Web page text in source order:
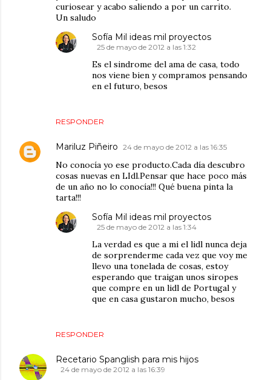
curiosear y acabo saliendo a por un carrito.
Un saludo
RESPONDER
Sofía Mil ideas mil proyectos
25 de mayo de 2012 a las 1:32
Es el sindrome del ama de casa, todo
nos viene bien y compramos pensando
en el futuro, besos
Mariluz Piñeiro 24 de mayo de 2012 a las 16:35
No conocía yo ese producto.Cada día descubro
cosas nuevas en LIdl.Pensar que hace poco más
de un año no lo conocía!!! Qué buena pinta la
tarta!!!
RESPONDER
Sofía Mil ideas mil proyectos
25 de mayo de 2012 a las 1:34
La verdad es que a mi el lidl nunca deja
de sorprenderme cada vez que voy me
llevo una tonelada de cosas, estoy
esperando que traigan unos siropes
que compre en un lidl de Portugal y
que en casa gustaron mucho, besos
Recetario Spanglish para mis hijos
24 de mayo de 2012 a las 16:39